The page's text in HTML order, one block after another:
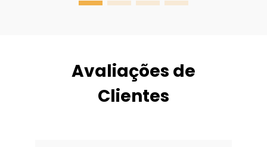
Avaliações de
Clientes